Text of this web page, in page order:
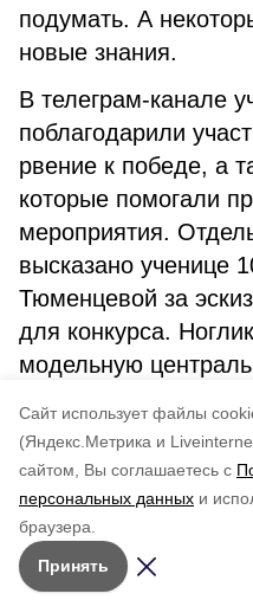
Cайт использует файлы
(Яндекс.Метрика и
сайтом, Вы соглашаетесь с
персональных данных и
браузера.
Принять
подумать. А
новые знания.
В телеграм-канале
поблагодарили
рвение к победе, а
которые помогали
мероприятия.
высказано ученице
Тюменцевой за
для конкурса.
модельную
подарков для
по оценке
5